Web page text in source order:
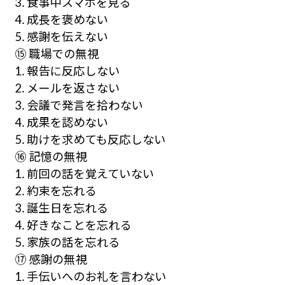
4. 成長を褒めない
5. 感謝を伝えない
⑮ 職場での無視
1. 報告に反応しない
2. メールを返さない
3. 会議で発言を拾わない
4. 成果を認めない
5. 助けを求めても反応しない
⑯ 記憶の無視
1. 前回の話を覚えていない
2. 約束を忘れる
3. 誕生日を忘れる
4. 好きなことを忘れる
5. 家族の話を忘れる
⑰ 感謝の無視
1. 手伝いへのお礼を言わない